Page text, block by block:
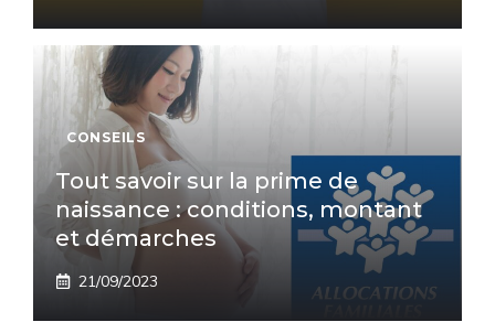
CONSEILS
Tout savoir sur la prime de
naissance : conditions, montant
et démarches
21/09/2023